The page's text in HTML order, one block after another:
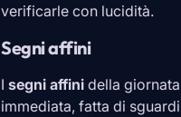
verificarle con lucidità.
Segni affini
I segni affini della
immediata, fatta di